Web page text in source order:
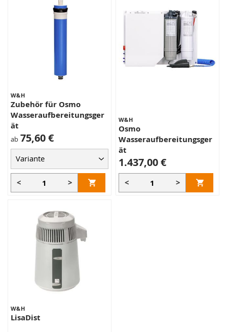
W&H
Zubehör für Osmo
Wasseraufbereitungsger
ät
ab 75,60 €
< >
W&H
Osmo
Wasseraufbereitungsger
ät
1.437,00 €
< >
W&H
LisaDist